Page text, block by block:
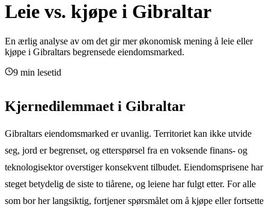
Leie vs. kjøpe i Gibraltar
En ærlig analyse av om det gir mer økonomisk mening å leie eller
kjøpe i Gibraltars begrensede eiendomsmarked.
9 min lesetid
Kjernedilemmaet i Gibraltar
Gibraltars eiendomsmarked er uvanlig. Territoriet kan ikke utvide
seg, jord er begrenset, og etterspørsel fra en voksende finans- og
teknologisektor overstiger konsekvent tilbudet. Eiendomsprisene har
steget betydelig de siste to tiårene, og leiene har fulgt etter. For alle
som bor her langsiktig, fortjener spørsmålet om å kjøpe eller fortsette